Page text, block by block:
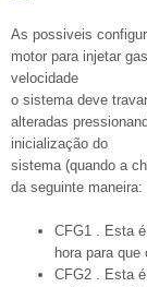
As possiveis
motor para injetar
velocidade
o sistema deve
alteradas
inicialização do
sistema (quando a
da seguinte maneira:
CFG1 . Esta
hora para
CFG2 . Esta